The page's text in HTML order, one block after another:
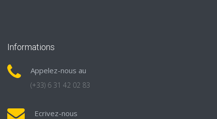
Informations
Appelez-nous au
(+33) 6 31 42 02 83
Ecrivez-nous